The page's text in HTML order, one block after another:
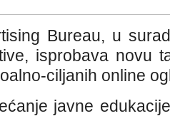
Bureau, u
isprobava novu
ciljanih online
javne